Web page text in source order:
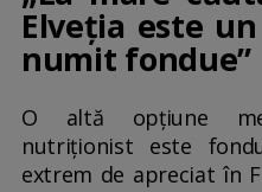
Elveția este
numit fondue”
O altă opțiune
nutriționist este
extrem de apreciat în